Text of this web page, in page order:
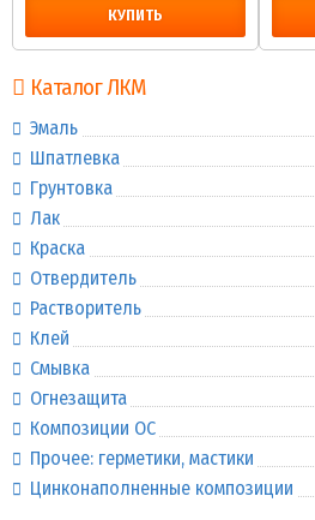
КУПИТЬ
Каталог ЛКМ
Эмаль
Шпатлевка
Грунтовка
Лак
Краска
Отвердитель
Растворитель
Клей
Смывка
Огнезащита
Композиции ОС
Прочее: герметики, мастики
Цинконаполненные композиции